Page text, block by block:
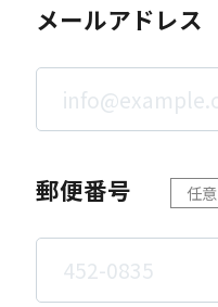
メールアドレス
郵便番号 任意